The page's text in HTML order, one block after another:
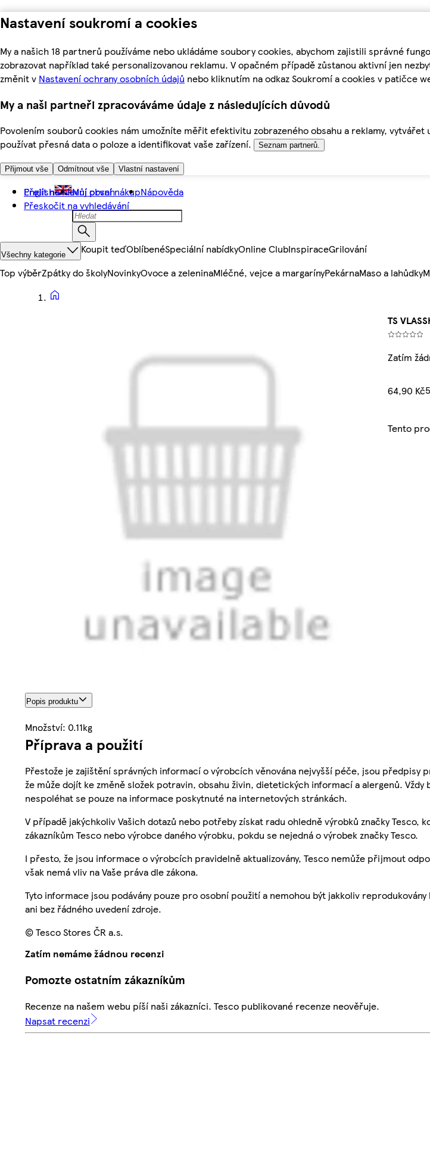
Nastavení soukromí a cookies
My a našich 18 partnerů používáme nebo ukládáme soubory cookies, abychom zajistili správné
zobrazovat například také personalizovanou reklamu. V opačném případě zůstanou aktivní jen
změnit v Nastavení ochrany osobních údajů nebo kliknutím na odkaz Soukromí a cookies v patičce
My a naši partneři zpracováváme údaje z následujících důvodů
Povolením souborů cookies nám umožníte měřit efektivitu zobrazeného obsahu a reklamy,
používat přesná data o poloze a identifikovat vaše zařízení.
Seznam partnerů.
Přijmout vše Odmítnout vše Vlastní nastavení
Přejít na hlavní obsah
Přeskočit na vyhledávání
English Můj první nákupNápověda
Všechny kategorie Koupit teďOblíbenéSpeciální nabídkyOnline ClubInspiraceGrilování
Top výběrZpátky do školyNovinkyOvoce a zeleninaMléčné, vejce a margarínyPekárnaMaso a lahůdky
TS
Zatím
64,90 Kč
Tento
Popis produktu
Množství: 0.11kg
Příprava a použití
Přestože je zajištění správných informací o výrobcích věnována nejvyšší péče, jsou předpisy
že může dojít ke změně složek potravin, obsahu živin, dietetických informací a alergenů.
nespoléhat se pouze na informace poskytnuté na internetových stránkách.
V případě jakýchkoliv Vašich dotazů nebo potřeby získat radu ohledně výrobků značky Tesco,
zákazníkům Tesco nebo výrobce daného výrobku, pokdu se nejedná o výrobek značky Tesco.
I přesto, že jsou informace o výrobcích pravidelně aktualizovány, Tesco nemůže přijmout
však nemá vliv na Vaše práva dle zákona.
Tyto informace jsou podávány pouze pro osobní použití a nemohou být jakkoliv
ani bez řádného uvedení zdroje.
© Tesco Stores ČR a.s.
Zatím nemáme žádnou recenzi
Pomozte ostatním zákazníkům
Recenze na našem webu píší naši zákazníci. Tesco publikované recenze neověřuje.
Napsat recenzi